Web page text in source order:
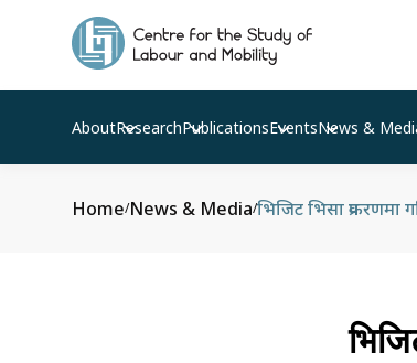
AboutResearchPublicationsEventsNews &
Home/News & Media/भिजिट भिसा प्रकरणमा